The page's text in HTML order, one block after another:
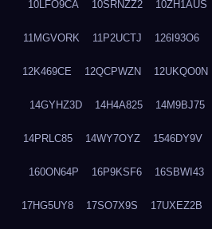
10LFO9CA 10SRNZZ2 10ZH1AUS
11MGVORK 11P2UCTJ 126I93O6
12K469CE 12QCPWZN 12UKQO0N
14GYHZ3D 14H4A825 14M9BJ75
14PRLC85 14WY7OYZ 1546DY9V
160ON64P 16P9KSF6 16SBWI43
17HG5UY8 17SO7X9S 17UXEZ2B